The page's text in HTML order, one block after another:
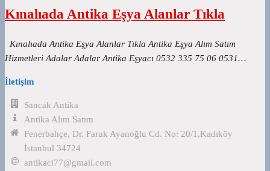
Kınalıada Antika Eşya Alanlar Tıkla
Kınalıada Antika Eşya Alanlar Tıkla Antika Eşya Alım Satım
Hizmetleri Adalar Adalar Antika Eşyacı 0532 335 75 06 0531…
İletişim
Sancak Antika
Antika Alım Satım
Fenerbahçe, Dr. Faruk Ayanoğlu Cd. No: 20/1,Kadıköy
İstanbul 34724
antikaci77@gmail.com